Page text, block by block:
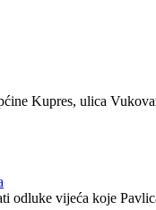
Kupres, ulica
odluke vijeća koje